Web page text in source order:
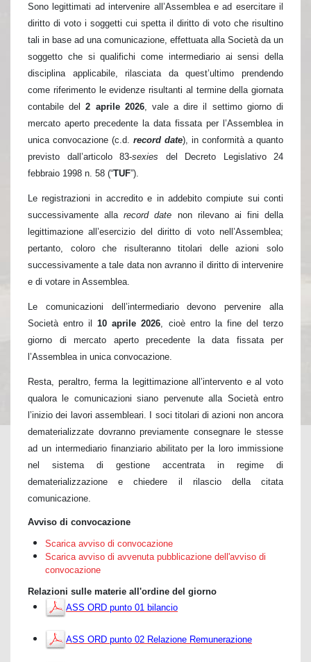
Sono legittimati ad intervenire all’Assemblea e ad esercitare il
diritto di voto i soggetti cui spetta il diritto di voto che risultino
tali in base ad una comunicazione, effettuata alla Società da un
soggetto che si qualifichi come intermediario ai sensi della
disciplina applicabile, rilasciata da quest’ultimo prendendo
come riferimento le evidenze risultanti al termine della giornata
contabile del2 aprile 2026, vale a dire il settimo giorno di
mercato aperto precedente la data fissata per l’Assemblea in
unica convocazione (c.d. record date), in conformità a quanto
previsto dall’articolo 83-sexies del Decreto Legislativo 24
febbraio 1998 n. 58 (“TUF”).
Le registrazioni in accredito e in addebito compiute sui conti
successivamente allarecord date non rilevano ai fini della
legittimazione all’esercizio del diritto di voto nell’Assemblea;
pertanto, coloro che risulteranno titolari delle azioni solo
successivamente a tale data non avranno il diritto di intervenire
e di votare in Assemblea.
Le comunicazioni dell’intermediario devono pervenire alla
Società entro il 10 aprile 2026 , cioè entro la fine del terzo
giorno di mercato aperto precedente la data fissata per
l’Assemblea in unica convocazione.
Resta, peraltro, ferma la legittimazione all’intervento e al voto
qualora le comunicazioni siano pervenute alla Società entro
l’inizio dei lavori assembleari. I soci titolari di azioni non ancora
dematerializzate dovranno previamente consegnare le stesse
ad un intermediario finanziario abilitato per la loro immissione
nel sistema di gestione accentrata in regime di
dematerializzazione e chiedere il rilascio della citata
comunicazione.
Avviso di convocazione
Scarica avviso di convocazione
Scarica avviso di avvenuta pubblicazione dell'avviso di
convocazione
Relazioni sulle materie all'ordine del giorno
ASS ORD punto 01 bilancio
ASS ORD punto 02 Relazione Remunerazione